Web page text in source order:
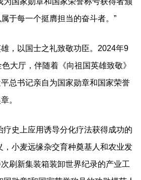
于每一个挺膺担当的奋斗者。”
以国士之礼致敬功臣。2024年9
大厅，伴随着《向祖国英雄致敬》
总书记亲自为国家勋章和国家荣誉
。
史上应用诱导分化疗法获得成功的
，小麦远缘杂交育种奠基人和农业发
刷新集装箱装卸世界纪录的产业工